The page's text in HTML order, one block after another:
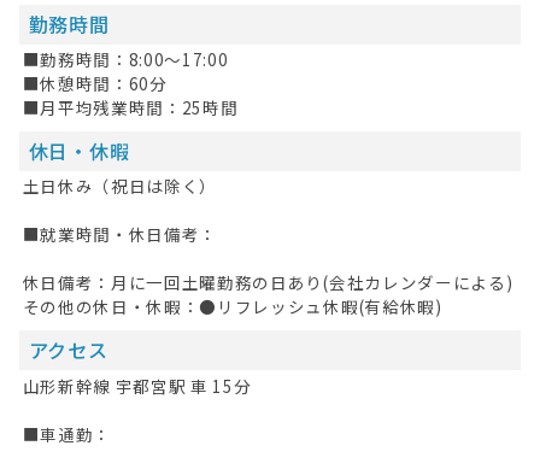
無料会員登録
ログイン
キープした求人
掲載希望の方へ
勤務時間
■勤務時間：8:00～17:00
■休憩時間：60分
■月平均残業時間：25時間
休日・休暇
土日休み（祝日は除く）
■就業時間・休日備考：
休日備考：月に一回土曜勤務の日あり(会社カレンダーによる)
その他の休日・休暇：●リフレッシュ休暇(有給休暇)
アクセス
山形新幹線 宇都宮駅 車 15分
■車通勤：